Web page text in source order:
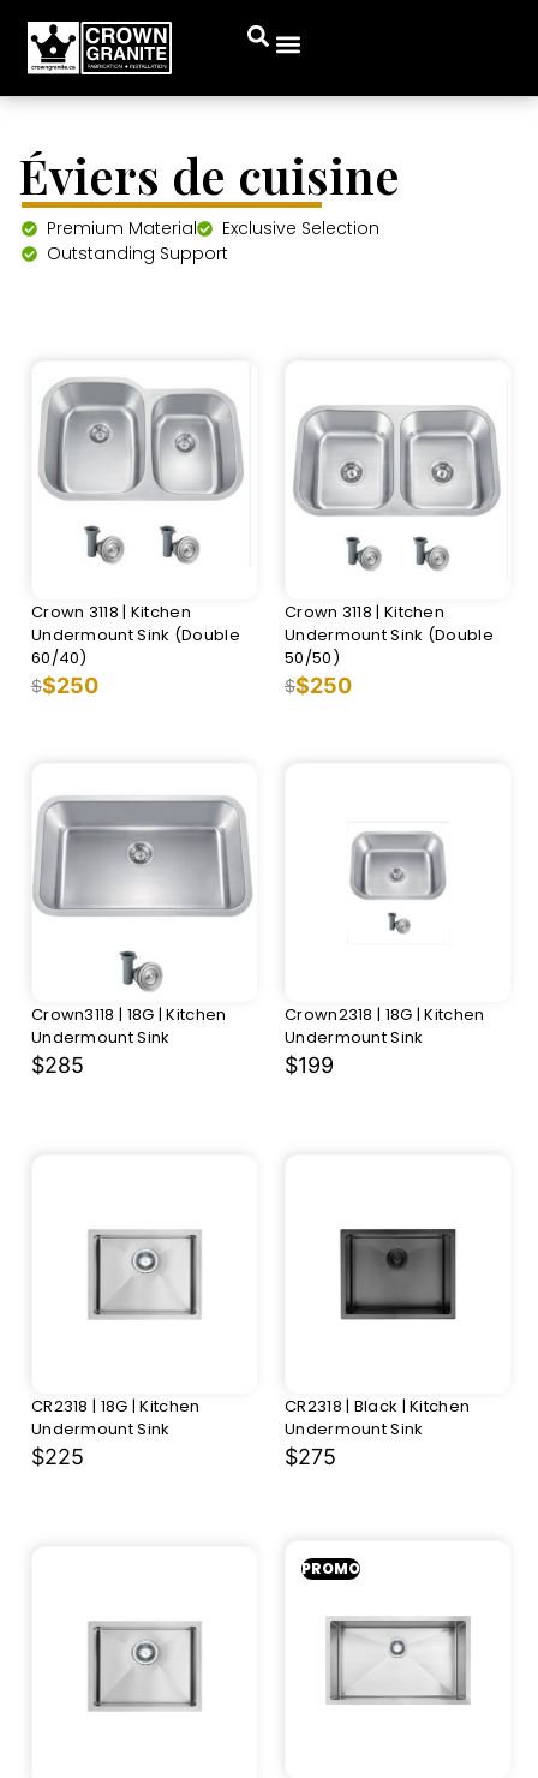
Éviers de cuisine
Premium Material
Exclusive Selection
Outstanding Support
Crown 3118 | Kitchen
Undermount Sink (Double
60/40)
$$250
Crown 3118 | Kitchen
Undermount Sink (Double
50/50)
$$250
Crown3118 | 18G | Kitchen
Undermount Sink
$285
Crown2318 | 18G | Kitchen
Undermount Sink
$199
CR2318 | 18G | Kitchen
Undermount Sink
$225
CR2318 | Black | Kitchen
Undermount Sink
$275
PROMO